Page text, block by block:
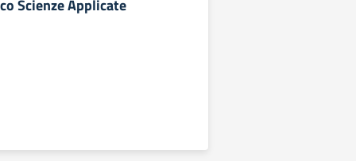
Scienze Applicate